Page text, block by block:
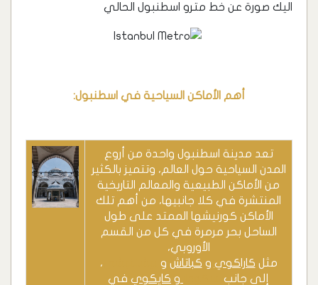
اليك صورة عن خط مترو اسطنبول الحالي
أهم الأماكن السياحية في اسطنبول:
تعد مدينة اسطنبول واحدة من أروع
المدن السياحية حول العالم، وتتميز بالكثير
من الأماكن الطبيعية والمعالم التاريخية
المنتشرة في كلا جانبيها، من أهم تلك
الأماكن كورنيشها الممتد على طول
الساحل بحر مرمرة في كل من القسم
الأوروبي،
مثل كاراكوي و كباتاش و
،
إلى جانب
و كايكوي في